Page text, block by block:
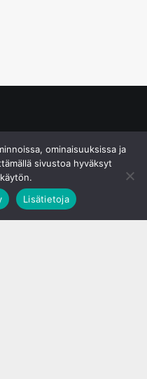
ominaisuuksissa ja
sivustoa hyväksyt
Lisätietoja